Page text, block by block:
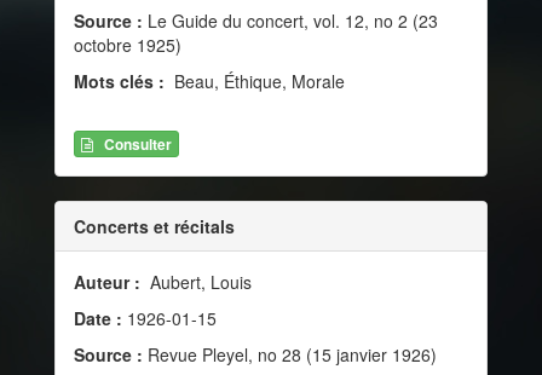
Source : Le Guide du concert, vol. 12, no 2 (23
octobre 1925)
Mots clés : Beau, Éthique, Morale
Consulter
Concerts et récitals
Auteur : Aubert, Louis
Date : 1926-01-15
Source : Revue Pleyel, no 28 (15 janvier 1926)